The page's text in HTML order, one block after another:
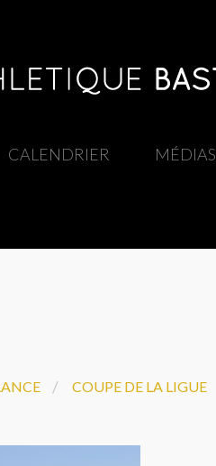
CALENDRIER MÉDIAS
/ COUPE DE LA LIGUE